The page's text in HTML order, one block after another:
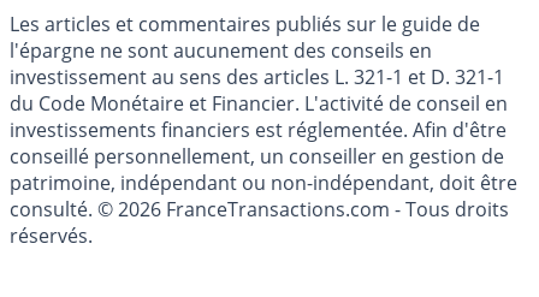
Cookies
Les articles et commentaires publiés sur le guide de
l'épargne ne sont aucunement des conseils en
investissement au sens des articles L. 321-1 et D. 321-1
du Code Monétaire et Financier. L'activité de conseil en
investissements financiers est réglementée. Afin d'être
conseillé personnellement, un conseiller en gestion de
patrimoine, indépendant ou non-indépendant, doit être